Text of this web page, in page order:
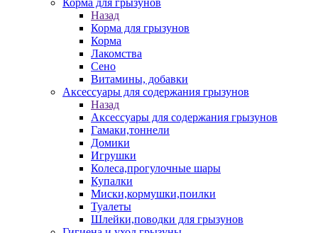
Корма для грызунов
Назад
Корма для грызунов
Корма
Лакомства
Сено
Витамины, добавки
Аксессуары для содержания грызунов
Назад
Аксессуары для содержания грызунов
Гамаки,тоннели
Домики
Игрушки
Колеса,прогулочные шары
Купалки
Миски,кормушки,поилки
Туалеты
Шлейки,поводки для грызунов